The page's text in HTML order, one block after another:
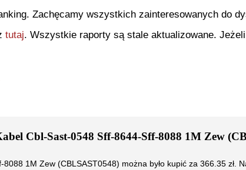
Zachęcamy wszystkich zainteresowanych do
tutaj. Wszystkie raporty są stale aktualizowane.
Cbl-Sast-0548 Sff-8644-Sff-8088 1M Zew
1M Zew (CBLSAST0548) można było kupić za 366.35 zł.